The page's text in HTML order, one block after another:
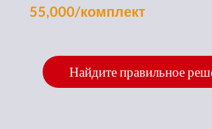
55,000/комплект
Найдите правильное